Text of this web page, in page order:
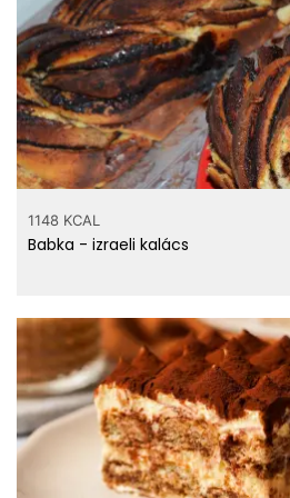
Top vitaminok
B6 vitamin
Kolin
Niacin - B3 vitamin
Pantoténsav - B5 vitamin
gramm
fehérje
Zsír
telített zsírsav
1148 KCAL
Babka - izraeli kalács